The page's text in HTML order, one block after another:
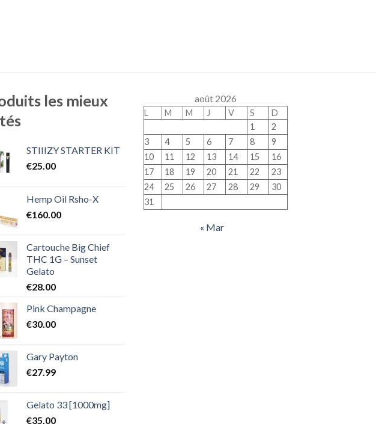
les mieux
STIIIZY STARTER KIT
€25.00
Hemp Oil Rsho-X
€160.00
Cartouche Big Chief
THC 1G – Sunset
Gelato
€28.00
Pink Champagne
€30.00
Gary Payton
€27.99
Gelato 33 [1000mg]
€35.00
août 2026
L M M J V S
D
1
2
3
4 5 6 7 8
9
10
11 12 13 14 15
16
17
18 19 20 21 22
23
24
25 26 27 28 29
30
31
« Mar